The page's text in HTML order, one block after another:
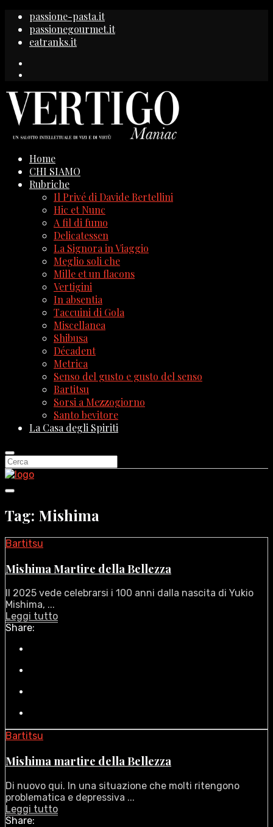
passione-pasta.it
passionegourmet.it
eatranks.it
Home
CHI SIAMO
Rubriche
Il Privé di Davide Bertellini
Hic et Nunc
A fil di fumo
Delicatessen
La Signora in Viaggio
Meglio soli che
Mille et un flacons
Vertigini
In absentia
Taccuini di Gola
Miscellanea
Shibusa
Décadent
Metrica
Senso del gusto e gusto del senso
Bartitsu
Sorsi a Mezzogiorno
Santo bevitore
La Casa degli Spiriti
Tag: Mishima
Bartitsu
Mishima Martire della Bellezza
Il 2025 vede celebrarsi i 100 anni dalla nascita di Yukio
Mishima, ...
Leggi tutto
Share:
Bartitsu
Mishima martire della Bellezza
Di nuovo qui. In una situazione che molti ritengono
problematica e depressiva ...
Leggi tutto
Share: